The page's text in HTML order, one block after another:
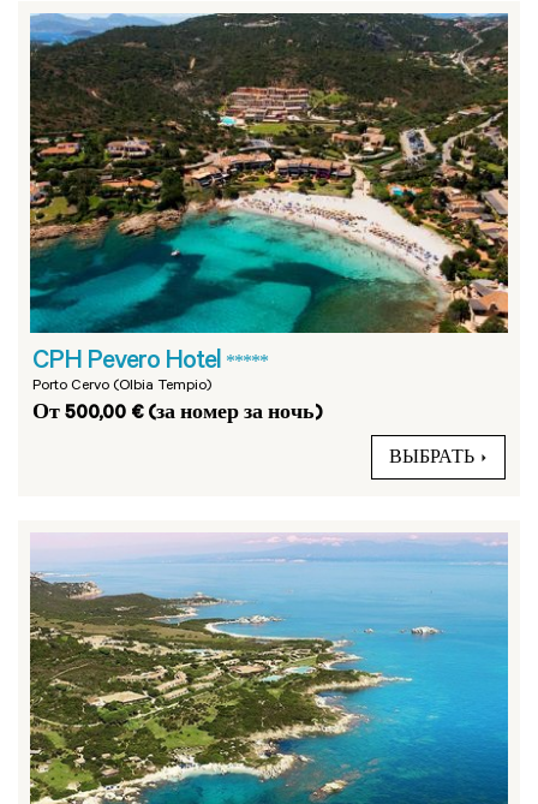
CPH Pevero Hotel *****
Porto Cervo (Olbia Tempio)
От 500,00 € (за номер за ночь)
ВЫБРАТЬ